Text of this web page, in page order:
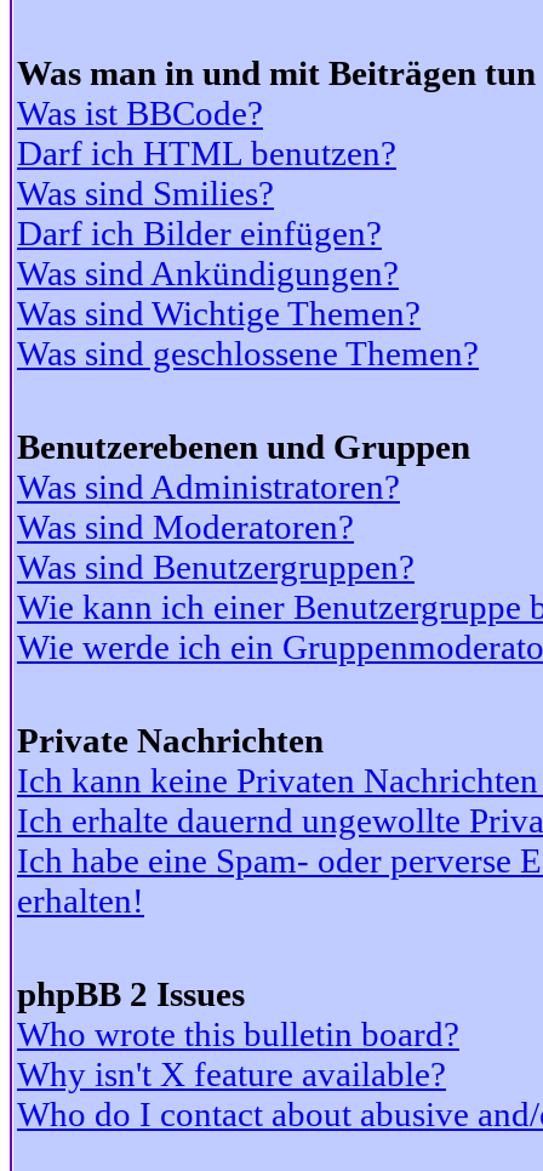
Was man in und mit Beiträgen
Was ist BBCode?
Darf ich HTML benutzen?
Was sind Smilies?
Darf ich Bilder einfügen?
Was sind Ankündigungen?
Was sind Wichtige Themen?
Was sind geschlossene Themen?
Benutzerebenen und Gruppen
Was sind Administratoren?
Was sind Moderatoren?
Was sind Benutzergruppen?
Wie kann ich einer Benutzergruppe
Wie werde ich ein
Private Nachrichten
Ich kann keine Privaten
Ich erhalte dauernd ungewollte
Ich habe eine Spam- oder perverse
erhalten!
phpBB 2 Issues
Who wrote this bulletin board?
Why isn't X feature available?
Who do I contact about abusive